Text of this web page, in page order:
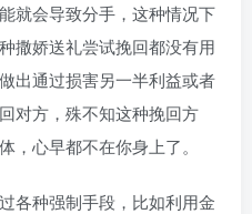
就会导致分手，这种情况下
撒娇送礼尝试挽回都没有用
出通过损害另一半利益或者
对方，殊不知这种挽回方
，心早都不在你身上了。
各种强制手段，比如利用金